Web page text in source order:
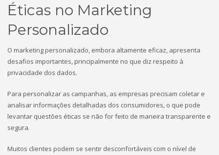
Éticas no Marketing
Personalizado
O marketing personalizado, embora altamente eficaz, apresenta
desafios importantes, principalmente no que diz respeito à
privacidade dos dados.
Para personalizar as campanhas, as empresas precisam coletar e
analisar informações detalhadas dos consumidores, o que pode
levantar questões éticas se não for feito de maneira transparente e
segura.
Muitos clientes podem se sentir desconfortáveis com o nível de